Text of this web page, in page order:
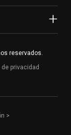
reservados.
privacidad
>